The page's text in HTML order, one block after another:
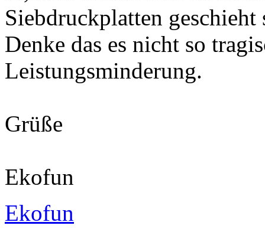
Siebdruckplatten geschieht
Denke das es nicht so
Leistungsminderung.
Grüße
Ekofun
Ekofun